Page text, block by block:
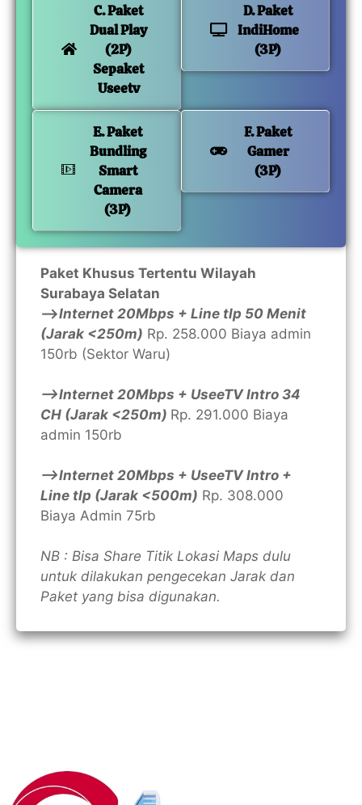
C. Paket
Dual Play
(2P)
Sepaket
Useetv
D. Paket
IndiHome
(3P)
E. Paket
Bundling
Smart
Camera
(3P)
F. Paket
Gamer
(3P)
Paket Khusus Tertentu Wilayah
Surabaya Selatan
—>Internet 20Mbps + Line tlp 50 Menit
(Jarak <250m) Rp. 258.000 Biaya admin
150rb (Sektor Waru)
—>Internet 20Mbps + UseeTV Intro 34
CH (Jarak <250m) Rp. 291.000 Biaya
admin 150rb
—>Internet 20Mbps + UseeTV Intro +
Line tlp (Jarak <500m) Rp. 308.000
Biaya Admin 75rb
NB : Bisa Share Titik Lokasi Maps dulu
untuk dilakukan pengecekan Jarak dan
Paket yang bisa digunakan.